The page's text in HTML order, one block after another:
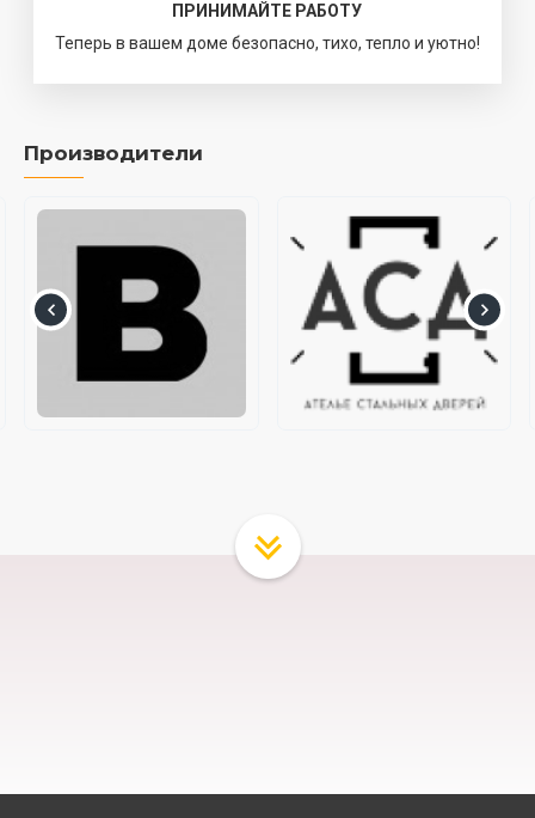
ПРИНИМАЙТЕ РАБОТУ
Теперь в вашем доме безопасно, тихо, тепло и уютно!
Производители